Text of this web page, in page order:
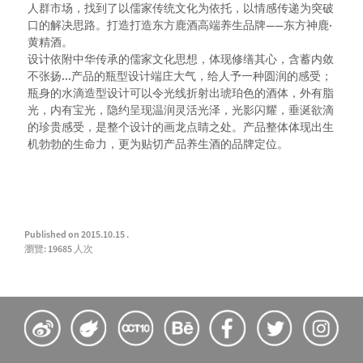
人群市场，找到了以儒家传统文化为依托，以情感传递为突破
口的解决思路。打造打造东方鹿酒高端养生品牌——东方神鹿·
黄精酒。
设计依附中华传承的儒家文化思想，体现修缮其心，含蓄内敛
不张扬...产品的瓶型设计端庄大气，给人予一种圆润的感受；
瓶身的水滴造型设计可以令光线折射出琥珀色的酒体，外有脂
光，内有宝光，隐约呈现温润灵活光泽，光影闪耀，垂涎欲滴
的珍贵感受，是整个设计的画龙点睛之处。产品整体体现出生
机勃勃的生命力，更为贴切产品养生酒的品牌定位。
Published on 2015.10.15 .
瀏覽: 19685 人次